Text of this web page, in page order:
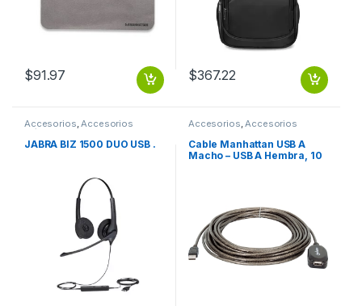
$91.97 $367.22
Accesorios,Accesorios
Música
JABRA BIZ 1500 DUO USB .
Accesorios,Accesorios
Cable Manhattan USB A
Macho – USB A Hembra, 10